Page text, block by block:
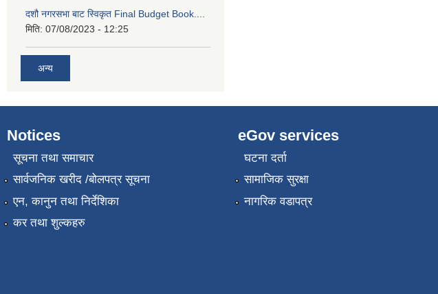
दशौ नगरसभा बाट स्विकृत Final Budget Book....
मिति: 07/08/2023 - 12:25
अन्य
Notices
सूचना तथा समाचार
सार्वजनिक खरीद /बोलपत्र सूचना
एन, कानुन तथा निर्देशिका
कर तथा शुल्कहरु
eGov services
घटना दर्ता
सामाजिक सुरक्षा
नागरिक वडापत्र